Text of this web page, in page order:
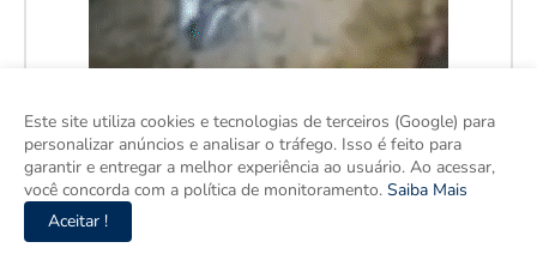
Este site utiliza cookies e tecnologias de terceiros (Google) para
personalizar anúncios e analisar o tráfego. Isso é feito para
garantir e entregar a melhor experiência ao usuário. Ao acessar,
você concorda com a política de monitoramento. Saiba Mais
Aceitar !